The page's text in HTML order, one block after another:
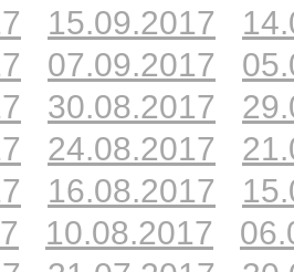
15.09.2017
07.09.2017
30.08.2017
24.08.2017
16.08.2017
10.08.2017